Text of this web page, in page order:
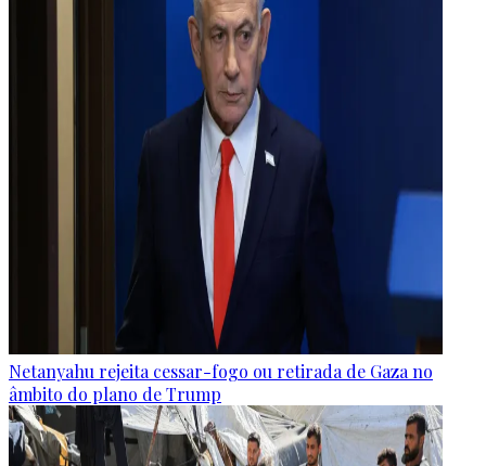
Netanyahu rejeita cessar-fogo ou retirada de Gaza no
âmbito do plano de Trump